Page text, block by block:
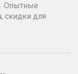
Опытные
скидки для